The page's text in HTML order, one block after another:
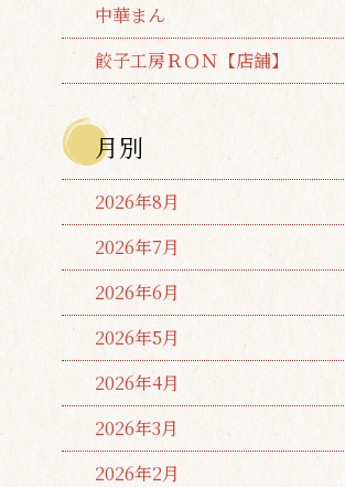
中華まん
餃子工房ＲＯＮ【店舗】
月別
2026年8月
2026年7月
2026年6月
2026年5月
2026年4月
2026年3月
2026年2月